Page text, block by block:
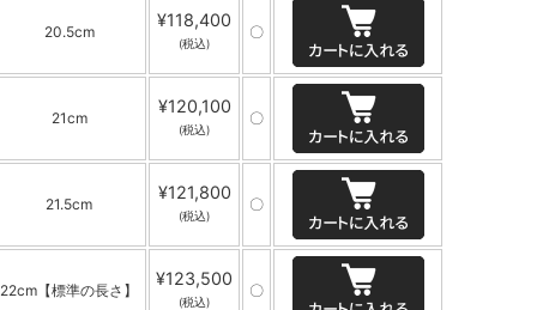
20.5cm
¥118,400
(税込)
〇
21cm
¥120,100
(税込)
〇
21.5cm
¥121,800
(税込)
〇
22cm【標準の長さ】
¥123,500
(税込)
〇